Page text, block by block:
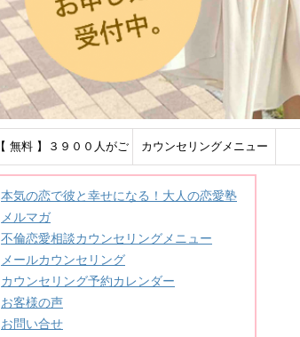
【 無料 】３９００人がご
ールレター♪
カウンセリングメニュー
本気の恋で彼と幸せになる！大人の恋愛塾
メルマガ
不倫恋愛相談カウンセリングメニュー
メールカウンセリング
カウンセリング予約カレンダー
お客様の声
お問い合せ